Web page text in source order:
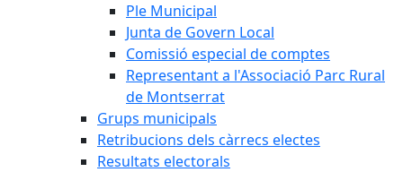
Ple Municipal
Junta de Govern Local
Comissió especial de comptes
Representant a l'Associació Parc Rural
de Montserrat
Grups municipals
Retribucions dels càrrecs electes
Resultats electorals